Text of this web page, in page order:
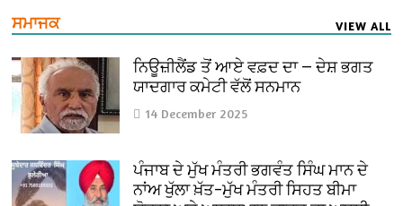
ਸਮਾਜਕ VIEW ALL
ਨਿਊਜ਼ੀਲੈਂਡ ਤੋਂ ਆਏ ਵਫ਼ਦ ਦਾ — ਦੇਸ਼ ਭਗਤ
ਯਾਦਗਾਰ ਕਮੇਟੀ ਵੱਲੋਂ ਸਨਮਾਨ
14 December 2025
ਪੰਜਾਬ ਦੇ ਮੁੱਖ ਮੰਤਰੀ ਭਗਵੰਤ ਸਿੰਘ ਮਾਨ ਦੇ
ਨਾਂਅ ਖੁੱਲਾ ਖ਼ੱਤ–ਮੁੱਖ ਮੰਤਰੀ ਸਿਹਤ ਬੀਮਾ